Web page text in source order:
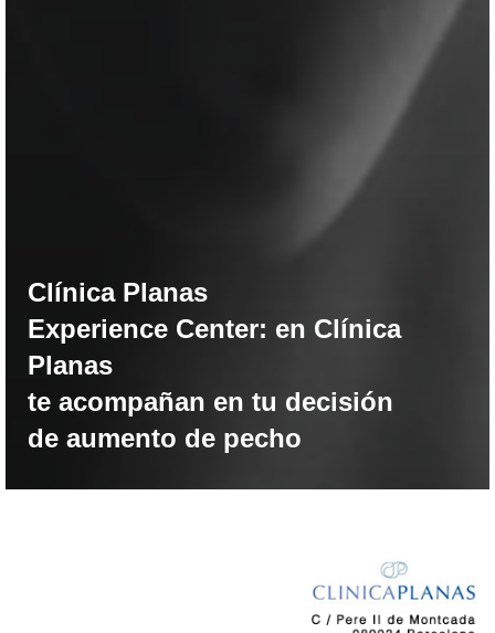
Clínica Planas
Experience Center: en Clínica
Planas
te acompañan en tu decisión
de aumento de pecho